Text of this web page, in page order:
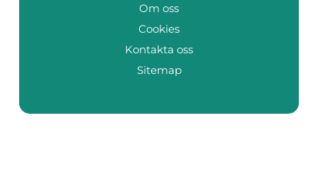
Om oss
Cookies
Kontakta oss
Sitemap